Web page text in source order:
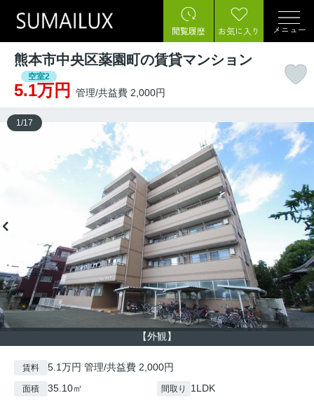
閲覧履歴 お気に入り メニュー
熊本市中央区薬園町の賃貸マンション
空室2
5.1万円 管理/共益費 2,000円
【外観】
1 /17
賃料 5.1万円 管理/共益費 2,000円
面積 35.10㎡ 間取り 1LDK